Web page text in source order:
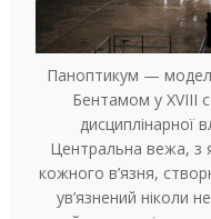
Паноптикум —
Бентамом у XVIII
дисциплінарної
Центральна вежа, з
кожного в’язня,
ув’язнений ніколи